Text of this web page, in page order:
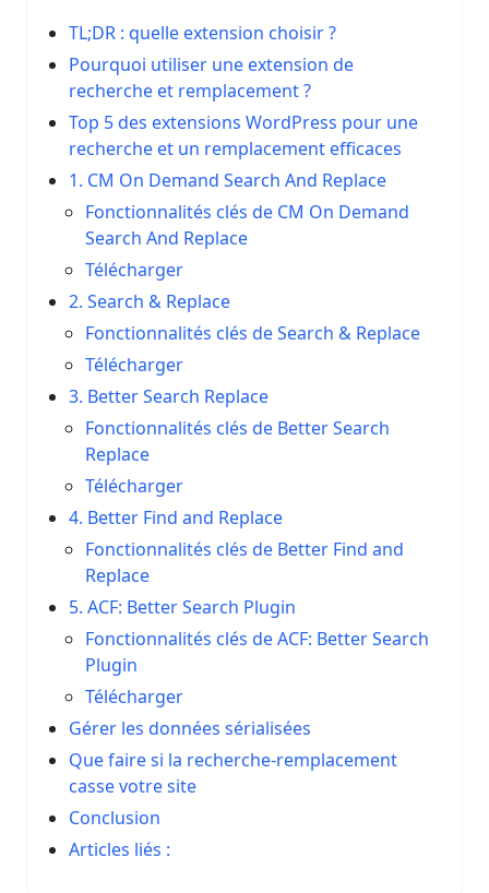
TL;DR : quelle extension choisir ?
Pourquoi utiliser une extension de
recherche et remplacement ?
Top 5 des extensions WordPress pour une
recherche et un remplacement efficaces
1. CM On Demand Search And Replace
Fonctionnalités clés de CM On Demand
Search And Replace
Télécharger
2. Search & Replace
Fonctionnalités clés de Search & Replace
Télécharger
3. Better Search Replace
Fonctionnalités clés de Better Search
Replace
Télécharger
4. Better Find and Replace
Fonctionnalités clés de Better Find and
Replace
5. ACF: Better Search Plugin
Fonctionnalités clés de ACF: Better Search
Plugin
Télécharger
Gérer les données sérialisées
Que faire si la recherche-remplacement
casse votre site
Conclusion
Articles liés :